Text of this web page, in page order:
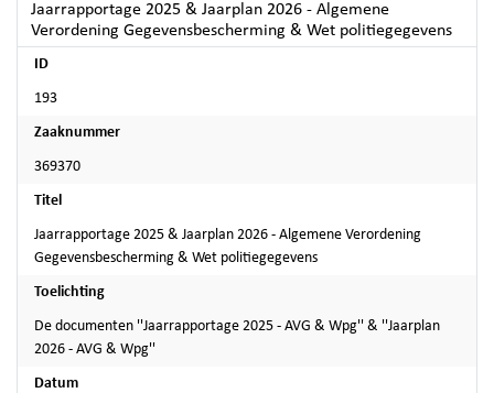
Jaarrapportage 2025 & Jaarplan 2026 - Algemene
Verordening Gegevensbescherming & Wet politiegegevens
ID
193
Zaaknummer
369370
Titel
Jaarrapportage 2025 & Jaarplan 2026 - Algemene Verordening
Gegevensbescherming & Wet politiegegevens
Toelichting
De documenten ''Jaarrapportage 2025 - AVG & Wpg'' & ''Jaarplan
2026 - AVG & Wpg''
Datum